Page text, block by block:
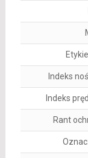
Indeks
Indeks
Rant